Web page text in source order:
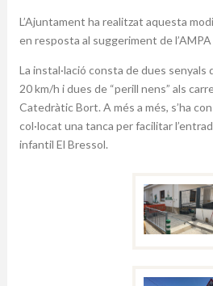
L’Ajuntament ha realitzat aquesta
en resposta al suggeriment de
La instal·lació consta de dues
20 km/h i dues de “perill nens” als
Catedràtic Bort. A més a més, s’ha
col·locat una tanca per facilitar
infantil El Bressol.